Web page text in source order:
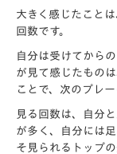
大きく感じたこと
回数です。
自分は受けてから
が見て感じたもの
ことで、次のプレ
見る回数は、自分
が多く、自分には
そ見られるトップ